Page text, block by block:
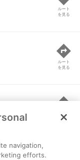
ルート
を見る
ルート
を見る
ルート
を見る
navigation,
efforts.